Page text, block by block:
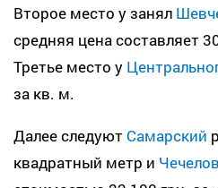
Второе место у занял
средняя цена составляет
Третье место у
за кв. м.
Далее следуют Самарский
квадратный метр и